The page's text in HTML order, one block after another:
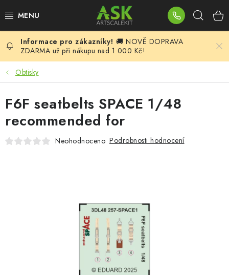
na
BLOG
SUMMER DAYS
WARHAMMER
ASK PRODUKTY
DOPLŇKY K MODELŮM
🚚 NOVĚ DOPRAVA
ZDARMA už při nákupu nad 1 000 Kč!
Obtisky
F6F seatbelts SPACE 1/48
recommended for
Neohodnoceno Podrobnosti hodnocení